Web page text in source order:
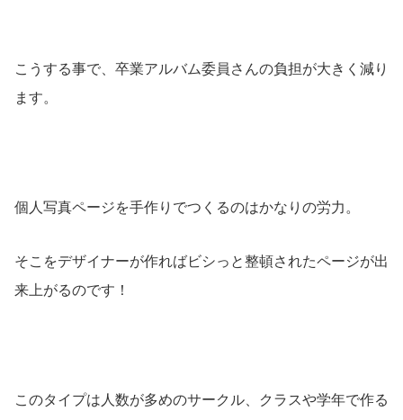
こうする事で、卒業アルバム委員さんの負担が大きく減り
ます。
個人写真ページを手作りでつくるのはかなりの労力。
そこをデザイナーが作ればビシっと整頓されたページが出
来上がるのです！
このタイプは人数が多めのサークル、クラスや学年で作る